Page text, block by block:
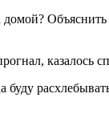
Объяснить
казалось